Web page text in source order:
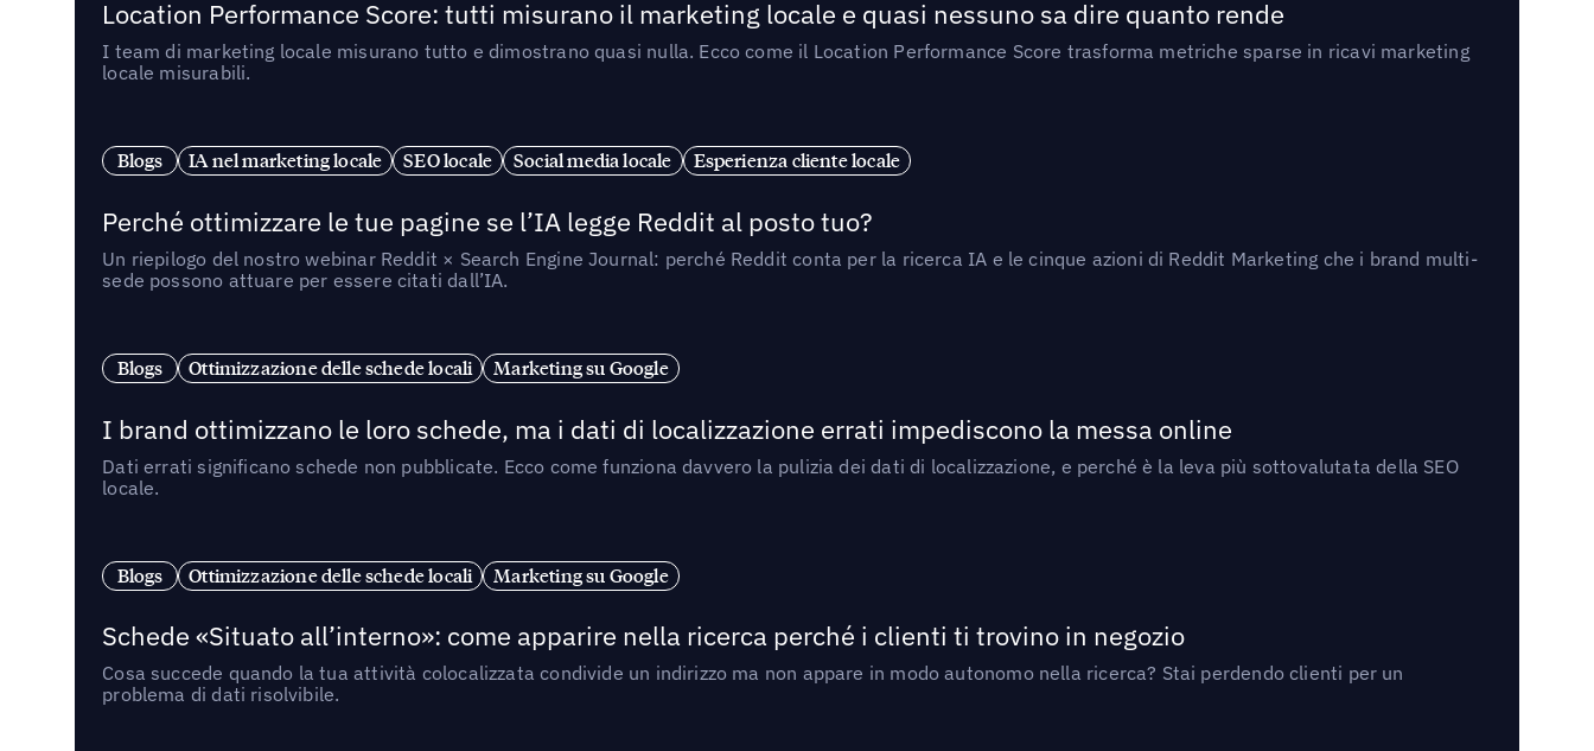
Location Performance Score: tutti misurano il marketing locale e quasi nessuno sa dire quanto rende
I team di marketing locale misurano tutto e dimostrano quasi nulla. Ecco come il Location Performance Score trasforma metriche sparse in ricavi marketing
locale misurabili.
Blogs IA nel marketing locale SEO locale Social media locale Esperienza cliente locale
Perché ottimizzare le tue pagine se l’IA legge Reddit al posto tuo?
Un riepilogo del nostro webinar Reddit × Search Engine Journal: perché Reddit conta per la ricerca IA e le cinque azioni di Reddit Marketing che i brand multi-
sede possono attuare per essere citati dall’IA.
Blogs Ottimizzazione delle schede locali Marketing su Google
I brand ottimizzano le loro schede, ma i dati di localizzazione errati impediscono la messa online
Dati errati significano schede non pubblicate. Ecco come funziona davvero la pulizia dei dati di localizzazione, e perché è la leva più sottovalutata della SEO
locale.
Blogs Ottimizzazione delle schede locali Marketing su Google
Schede «Situato all’interno»: come apparire nella ricerca perché i clienti ti trovino in negozio
Cosa succede quando la tua attività colocalizzata condivide un indirizzo ma non appare in modo autonomo nella ricerca? Stai perdendo clienti per un
problema di dati risolvibile.